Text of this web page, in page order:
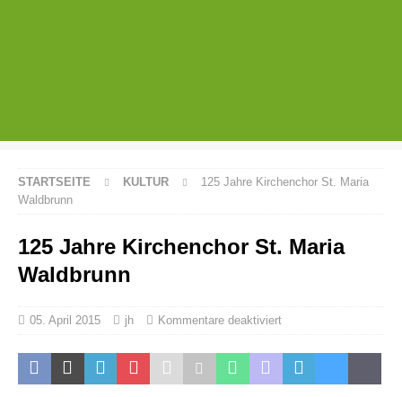
STARTSEITE KULTUR
125 Jahre Kirchenchor St. Maria
Waldbrunn
125 Jahre Kirchenchor St. Maria
Waldbrunn
05. April 2015 jh Kommentare deaktiviert